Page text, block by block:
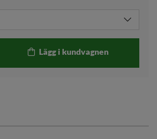
Lägg i kundvagnen